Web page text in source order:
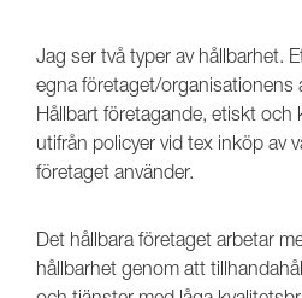
Jag ser två typer av hållbarhet.
egna företaget/organisationens
Hållbart företagande, etiskt och
utifrån policyer vid tex inköp av
företaget använder.
Det hållbara företaget arbetar
hållbarhet genom att